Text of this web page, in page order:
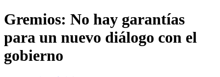
Gremios: No hay garantías
para un nuevo diálogo con el
gobierno